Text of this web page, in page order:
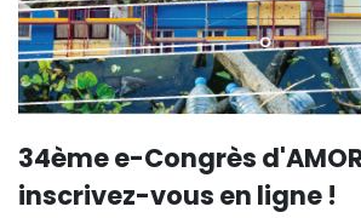
34ème e-Congrès
inscrivez-vous en ligne !